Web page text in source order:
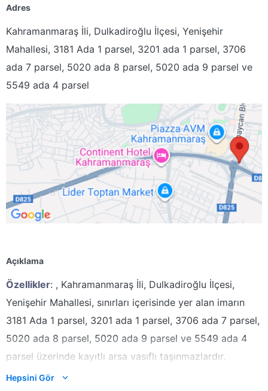
Adres
Kahramanmaraş İli, Dulkadiroğlu İlçesi, Yenişehir
Mahallesi, 3181 Ada 1 parsel, 3201 ada 1 parsel, 3706
ada 7 parsel, 5020 ada 8 parsel, 5020 ada 9 parsel ve
5549 ada 4 parsel
Açıklama
Özellikler: , Kahramanmaraş İli, Dulkadiroğlu İlçesi,
Yenişehir Mahallesi, sınırları içerisinde yer alan imarın
3181 Ada 1 parsel, 3201 ada 1 parsel, 3706 ada 7 parsel,
5020 ada 8 parsel, 5020 ada 9 parsel ve 5549 ada 4
parsel üzerinde kayıtlı arsa vasıflı taşınmazlardır.
3181 Ada 1 no.lu parsel 5891,67 m², yüzölçümüne
Hepsini Gör